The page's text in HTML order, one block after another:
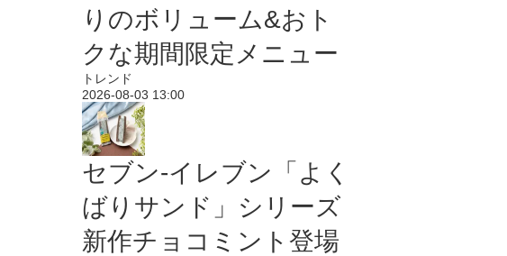
りのボリューム&おト
クな期間限定メニュー
トレンド
2026-08-03 13:00
セブン‐イレブン「よく
ばりサンド」シリーズ
新作チョコミント登場